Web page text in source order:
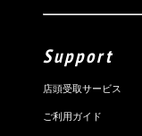
Support
店頭受取サービス
ご利用ガイド